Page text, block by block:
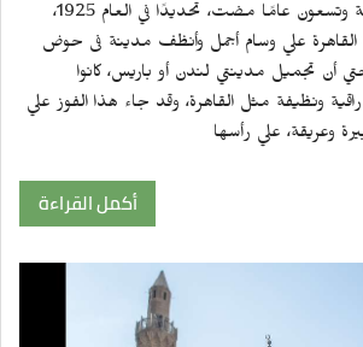
منذ ما يقرب من خمسة وتسعون عامًا مضت، تحديدًا في العام 1925،
القاهرة علي وسام أجمل وأنظف مدينة فى حوض
أن تجميل مدينتي لندن أو باريس، كانوا
ونظيفة مثل القاهرة، وقد جاء هذا الفوز علي
وعريقة، علي رأسها
أكمل القراءة